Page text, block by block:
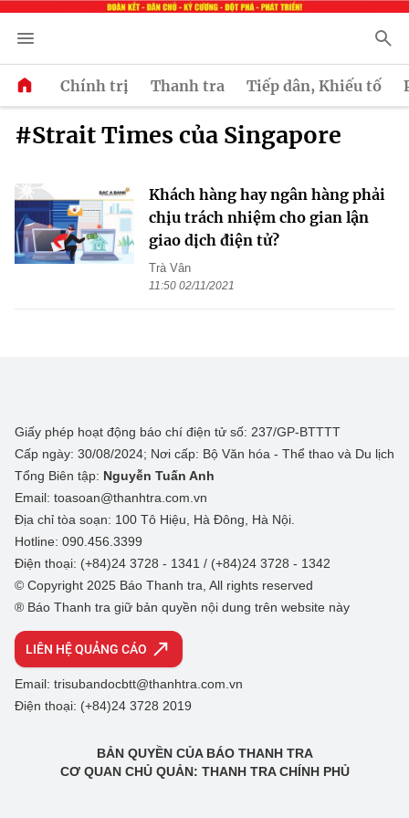
Chính trị Thanh tra Tiếp dân, Khiếu tố
#Strait Times của Singapore
Khách hàng hay ngân hàng phải
chịu trách nhiệm cho gian lận
giao dịch điện tử?
Trà Vân
11:50 02/11/2021
Giấy phép hoạt động báo chí điện tử số: 237/GP-BTTTT
Cấp ngày: 30/08/2024; Nơi cấp: Bộ Văn hóa - Thể thao và Du lịch
Tổng Biên tập: Nguyễn Tuấn Anh
Email: toasoan@thanhtra.com.vn
Địa chỉ tòa soạn: 100 Tô Hiệu, Hà Đông, Hà Nội.
Hotline: 090.456.3399
Điện thoại: (+84)24 3728 - 1341 / (+84)24 3728 - 1342
© Copyright 2025 Báo Thanh tra, All rights reserved
® Báo Thanh tra giữ bản quyền nội dung trên website này
LIÊN HỆ QUẢNG CÁO
Email: trisubandocbtt@thanhtra.com.vn
Điện thoại: (+84)24 3728 2019
BẢN QUYỀN CỦA BÁO THANH TRA
CƠ QUAN CHỦ QUẢN: THANH TRA CHÍNH PHỦ